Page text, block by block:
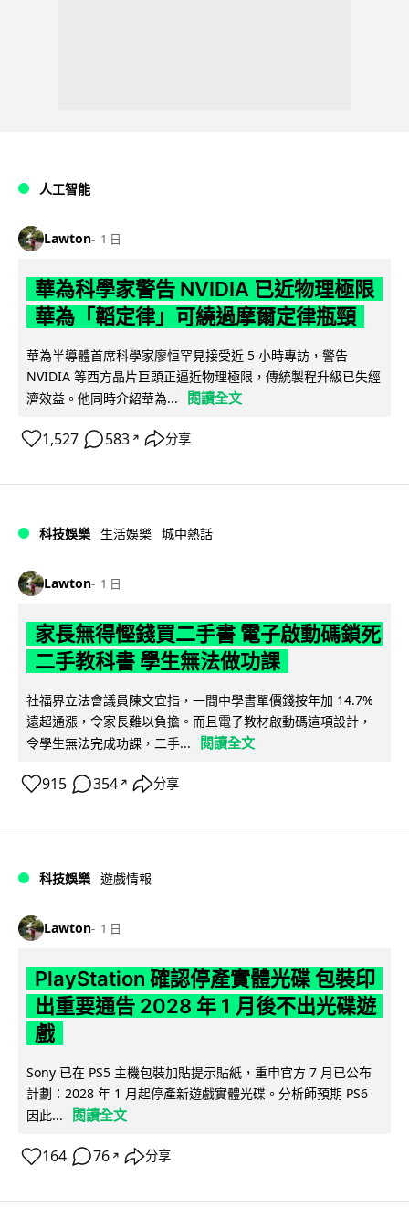
人工智能
Lawton 1 日
華為科學家警告 NVIDIA 已近物理極限
華為「韜定律」可繞過摩爾定律瓶頸
華為半導體首席科學家廖恒罕見接受近 5 小時專訪，警告
NVIDIA 等西方晶片巨頭正逼近物理極限，傳統製程升級已失經
濟效益。他同時介紹華為...
閱讀全文
1,527 583 ↗ 分享
科技娛樂 生活娛樂 城中熱話
Lawton 1 日
家長無得慳錢買二手書 電子啟動碼鎖死
二手教科書 學生無法做功課
社福界立法會議員陳文宜指，一間中學書單價錢按年加 14.7%
遠超通漲，令家長難以負擔。而且電子教材啟動碼這項設計，
令學生無法完成功課，二手...
閱讀全文
915 354 ↗ 分享
科技娛樂 遊戲情報
Lawton 1 日
PlayStation 確認停產實體光碟 包裝印
出重要通告 2028 年 1 月後不出光碟遊
戲
Sony 已在 PS5 主機包裝加貼提示貼紙，重申官方 7 月已公布
計劃：2028 年 1 月起停產新遊戲實體光碟。分析師預期 PS6
因此...
閱讀全文
164 76 ↗ 分享